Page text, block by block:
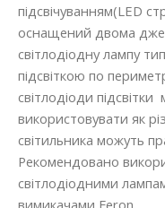
підсвічуванням(LED
оснащений двома
світлодіодну лампу
підсвіткою по
світлодіоди
використовувати як
світильника можуть
Рекомендовано
світлодіодними
вимикачами Feron.